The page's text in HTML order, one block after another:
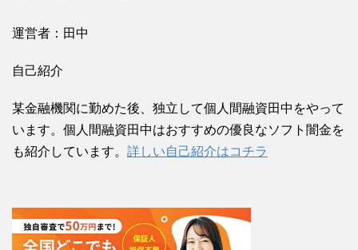
運営者：田中
自己紹介
某金融機関に勤めた後、独立して個人間融資田中をやって
います。個人間融資田中はおすすめの優良なソフト闇金を
も紹介しています。 詳しい自己紹介はコチラ